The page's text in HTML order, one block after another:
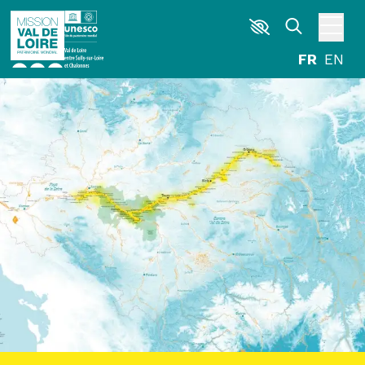
Aller au contenu principal
DÉCOUVRIR
EXPLORER
ARPENTER
HABITER
AGENDA
ACTUALITÉS
RESSOURCES
ICONOTHÈQUE
LA MISSION VAL DE LOIRE
G La Garzette
Le journal le plus lu les pieds dans l'eau.